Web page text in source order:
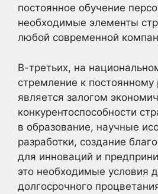
постоянное обучение
необходимые элементы
любой современной
В-третьих, на
стремление к постоянному
является залогом
конкурентоспособности
в образование, научные
разработки, создание
для инноваций и
это необходимые условия
долгосрочного